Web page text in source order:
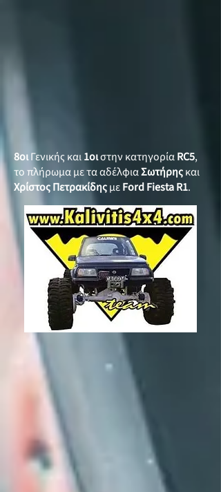
8οιΓενικής και1οιστην κατηγορίαRC5,
το πλήρωμα με τα αδέλφιαΣωτήρηςκαι
ΧρίστοςΠετρακίδηςμεFord Fiesta R1.